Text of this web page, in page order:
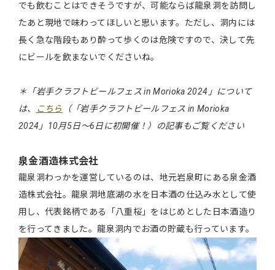
でも飲むことはできそうですが、可能ならば龍泉洞を訪問し
たあと現地で味わってほしいと思います。ただし、洞内には
長く急な階段もあり酔って歩くのは危険ですので、決して先
にビールを飲まないでくださいね。
＊「岩手クラフトビールフェス in Morioka 2024」について
は、
こちら
（「岩手クラフトビールフェス in Morioka
2024」10月5日～6日に初開催！）の記事もご覧ください
泉金酒造株式会社
龍泉洞わっかを運営しているのは、地元岩泉町にある泉金酒
造株式会社。龍泉洞地底湖の水を日本酒の仕込み水として使
用し、代表銘柄である「八重桜」をはじめとした日本酒造り
を行ってきました。龍泉洞内でお酒の貯蔵も行っています。